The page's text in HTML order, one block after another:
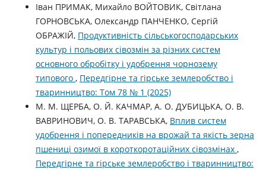
Іван ПРИМАК, Михайло ВОЙТОВИК, Світлана
ГОРНОВСЬКА, Олександр ПАНЧЕНКО, Сергій
ОБРАЖІЙ, Продуктивність сільськогосподарських
культур і польових сівозмін за різних систем
основного обробітку і удобрення чорнозему
типового , Передгірне та гірське землеробство і
тваринництво: Том 78 № 1 (2025)
М. М. ЩЕРБА, О. Й. КАЧМАР, А. О. ДУБИЦЬКА, О. В.
ВАВРИНОВИЧ, О. В. ТАРАВСЬКА, Вплив систем
удобрення і попередників на врожай та якість зерна
пшениці озимої в короткоротаційних сівозмінах ,
Передгірне та гірське землеробство і тваринництво: